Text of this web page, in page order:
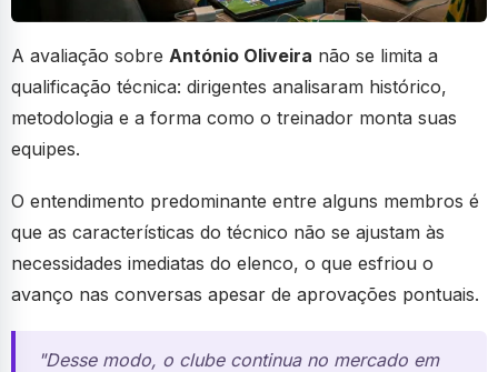
A avaliação sobre António Oliveira não se limita a
qualificação técnica: dirigentes analisaram histórico,
metodologia e a forma como o treinador monta suas
equipes.
O entendimento predominante entre alguns membros é
que as características do técnico não se ajustam às
necessidades imediatas do elenco, o que esfriou o
avanço nas conversas apesar de aprovações pontuais.
"Desse modo, o clube continua no mercado em